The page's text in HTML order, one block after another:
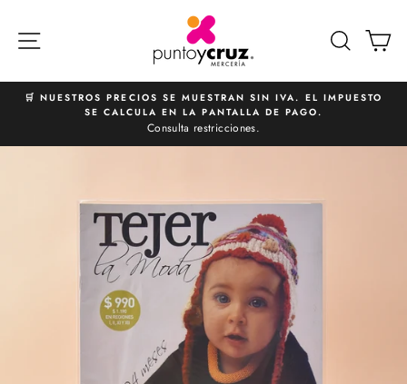
directamente
diapositivas
🛒 NUESTROS PRECIOS SE MUESTRAN SIN IVA. EL IMPUESTO
SE CALCULA EN LA PANTALLA DE PAGO.
Consulta restricciones.